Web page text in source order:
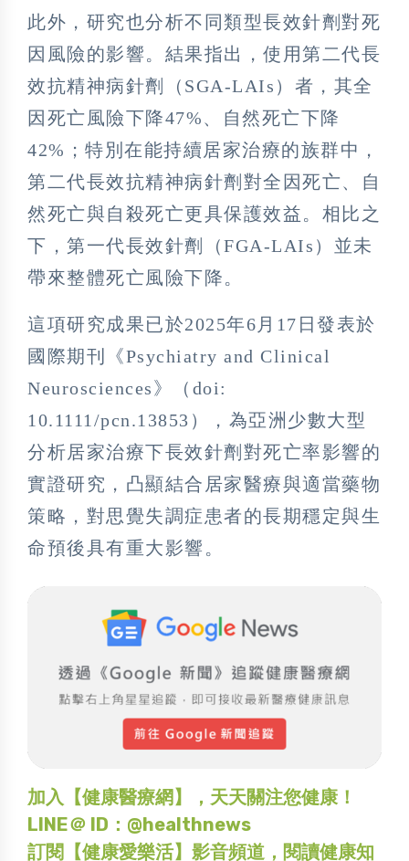
此外，研究也分析不同類型長效針劑對死
因風險的影響。結果指出，使用第二代長
效抗精神病針劑（SGA-LAIs）者，其全
因死亡風險下降47%、自然死亡下降
42%；特別在能持續居家治療的族群中，
第二代長效抗精神病針劑對全因死亡、自
然死亡與自殺死亡更具保護效益。相比之
下，第一代長效針劑（FGA-LAIs）並未
帶來整體死亡風險下降。
這項研究成果已於2025年6月17日發表於
國際期刊《Psychiatry and Clinical
Neurosciences》（doi:
10.1111/pcn.13853），為亞洲少數大型
分析居家治療下長效針劑對死亡率影響的
實證研究，凸顯結合居家醫療與適當藥物
策略，對思覺失調症患者的長期穩定與生
命預後具有重大影響。
加入【健康醫療網】，天天關注您健康！
LINE＠ ID：@healthnews
訂閱【健康愛樂活】影音頻道，閱讀健康知